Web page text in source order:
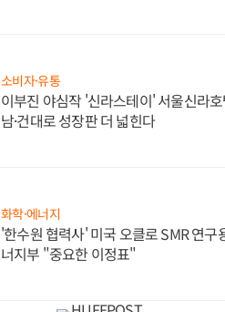
소비자·유통
이부진 야심작 '신라스테이' 서울신라호
남·건대로 성장판 더 넓힌다
화학·에너지
'한수원 협력사' 미국 오클로 SMR 연
너지부 "중요한 이정표"